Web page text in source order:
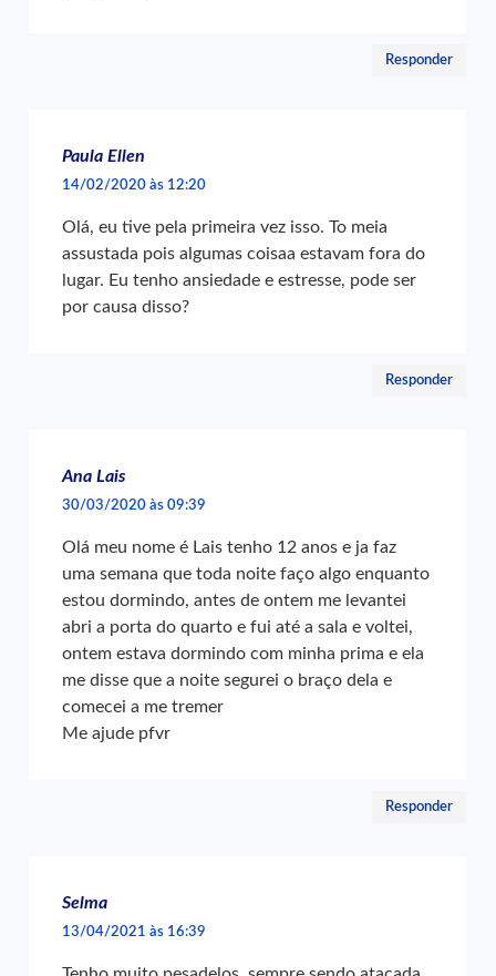
Responder
Paula Ellen
14/02/2020 às 12:20
Olá, eu tive pela primeira vez isso. To meia
assustada pois algumas coisaa estavam fora do
lugar. Eu tenho ansiedade e estresse, pode ser
por causa disso?
Responder
Ana Lais
30/03/2020 às 09:39
Olá meu nome é Lais tenho 12 anos e ja faz
uma semana que toda noite faço algo enquanto
estou dormindo, antes de ontem me levantei
abri a porta do quarto e fui até a sala e voltei,
ontem estava dormindo com minha prima e ela
me disse que a noite segurei o braço dela e
comecei a me tremer
Me ajude pfvr
Responder
Selma
13/04/2021 às 16:39